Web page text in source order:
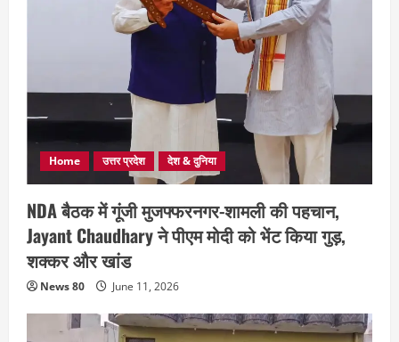
Home उत्तर प्रदेश देश & दुनिया
NDA बैठक में गूंजी मुजफ्फरनगर-शामली की पहचान,
Jayant Chaudhary ने पीएम मोदी को भेंट किया गुड़,
शक्कर और खांड
News 80 June 11, 2026